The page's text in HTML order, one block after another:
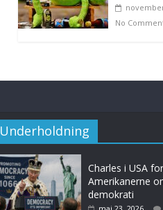
No
Underholdning
Charles i USA
Amerikanerne
demokrati